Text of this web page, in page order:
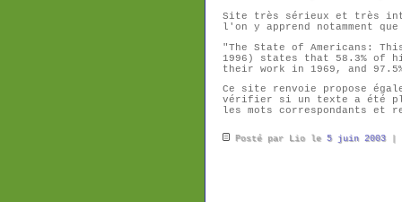
Site très sérieux et très
l'on y apprend notamment
"The State of Americans:
1996) states that 58.3% of
their work in 1969, and
Ce site renvoie propose
vérifier si un texte a été
les mots correspondants
Posté par Lio le 5 juin 2003|